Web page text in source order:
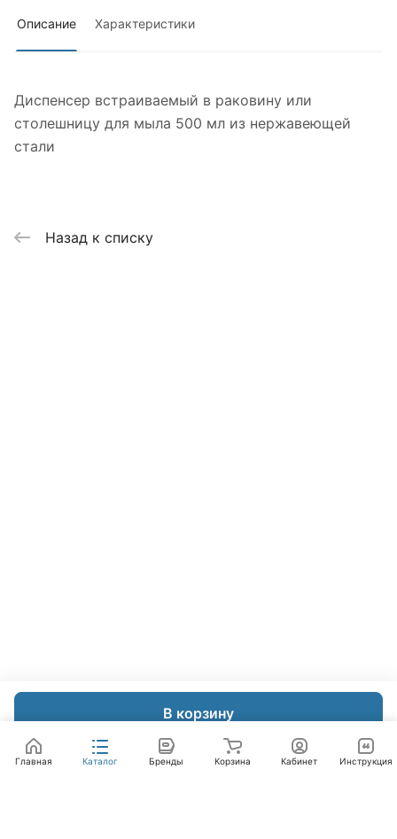
В корзину
Описание Характеристики
Диспенсер встраиваемый в раковину или
столешницу для мыла 500 мл из нержавеющей
стали
Назад к списку
Главная Каталог Бренды Корзина Кабинет Инструкция